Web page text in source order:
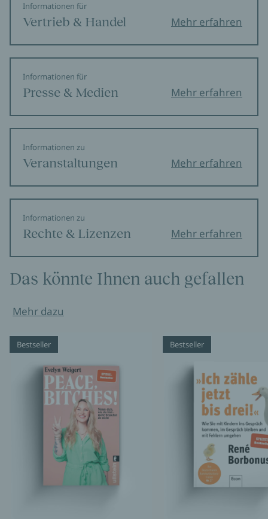
Informationen für
Vertrieb & Handel Mehr erfahren
Informationen für
Presse & Medien Mehr erfahren
Informationen zu
Veranstaltungen Mehr erfahren
Informationen zu
Rechte & Lizenzen Mehr erfahren
Das könnte Ihnen auch gefallen
Mehr dazu
Bestseller Bestseller